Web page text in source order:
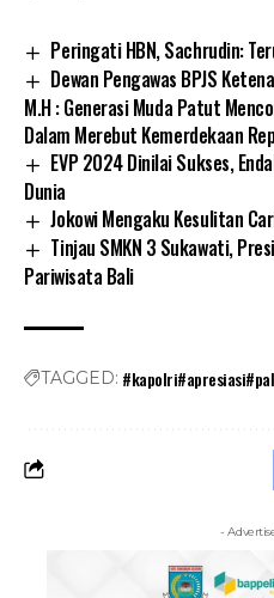
Peringati HBN, Sachrudin:
Dewan Pengawas BPJS
M.H : Generasi Muda Patut
Dalam Merebut Kemerdekaan
EVP 2024 Dinilai Sukses,
Dunia
Jokowi Mengaku Kesulitan
Tinjau SMKN 3 Sukawati,
Pariwisata Bali
TAGGED:
-